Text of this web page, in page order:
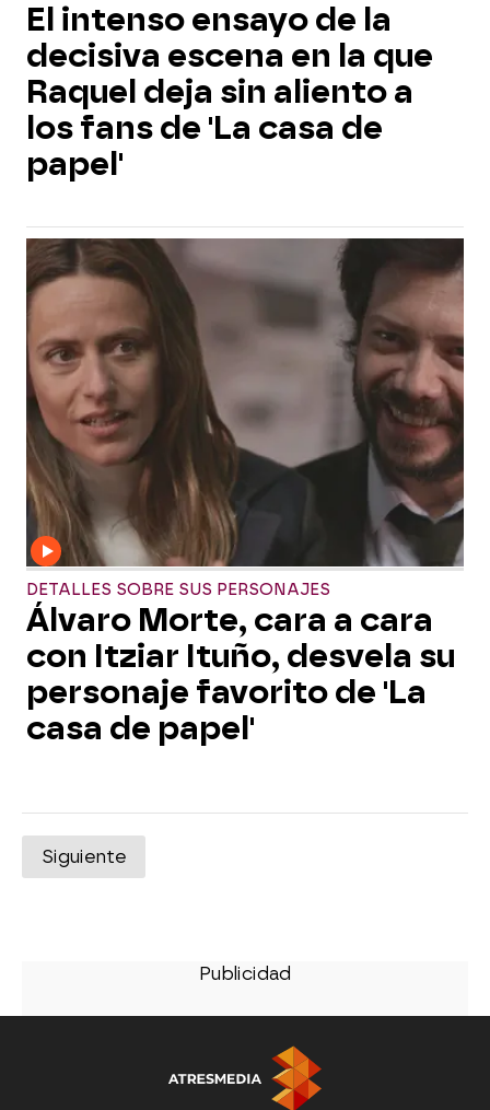
El intenso ensayo de la
decisiva escena en la que
Raquel deja sin aliento a
los fans de 'La casa de
papel'
DETALLES SOBRE SUS PERSONAJES
Álvaro Morte, cara a cara
con Itziar Ituño, desvela su
personaje favorito de 'La
casa de papel'
Siguiente